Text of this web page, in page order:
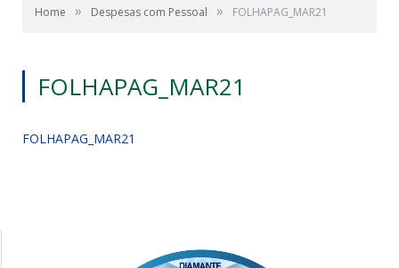
Home » Despesas com Pessoal » FOLHAPAG_MAR21
FOLHAPAG_MAR21
FOLHAPAG_MAR21